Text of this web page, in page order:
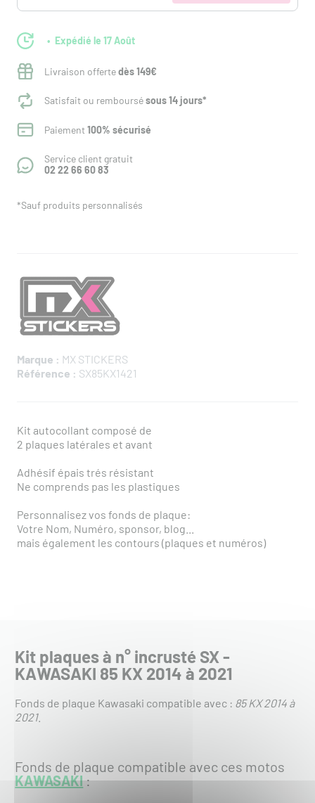
Expédié le 17 Août
Livraison offertedès 149€
Satisfait ou remboursésous 14 jours*
Paiement100% sécurisé
Service client gratuit
02 22 66 60 83
*Sauf produits personnalisés
Marque : MX STICKERS
Référence : SX85KX1421
Kit autocollant composé de
2 plaques latérales et avant
Adhésif épais trés résistant
Ne comprends pas les plastiques
Personnalisez vos fonds de plaque:
Votre Nom, Numéro, sponsor, blog...
mais également les contours (plaques et numéros)
Kit plaques à n° incrusté SX -
KAWASAKI 85 KX 2014 à 2021
Fonds de plaque Kawasaki compatible avec : 85 KX 2014 à
2021.
Fonds de plaque compatible avec ces motos
KAWASAKI: